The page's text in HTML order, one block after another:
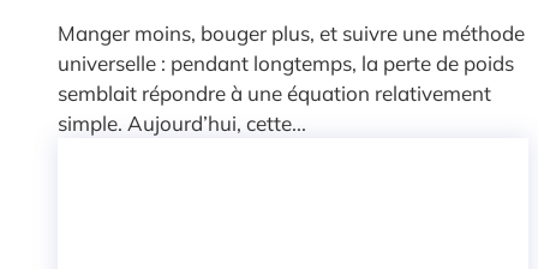
Manger moins, bouger plus, et suivre une méthode
universelle : pendant longtemps, la perte de poids
semblait répondre à une équation relativement
simple. Aujourd’hui, cette...